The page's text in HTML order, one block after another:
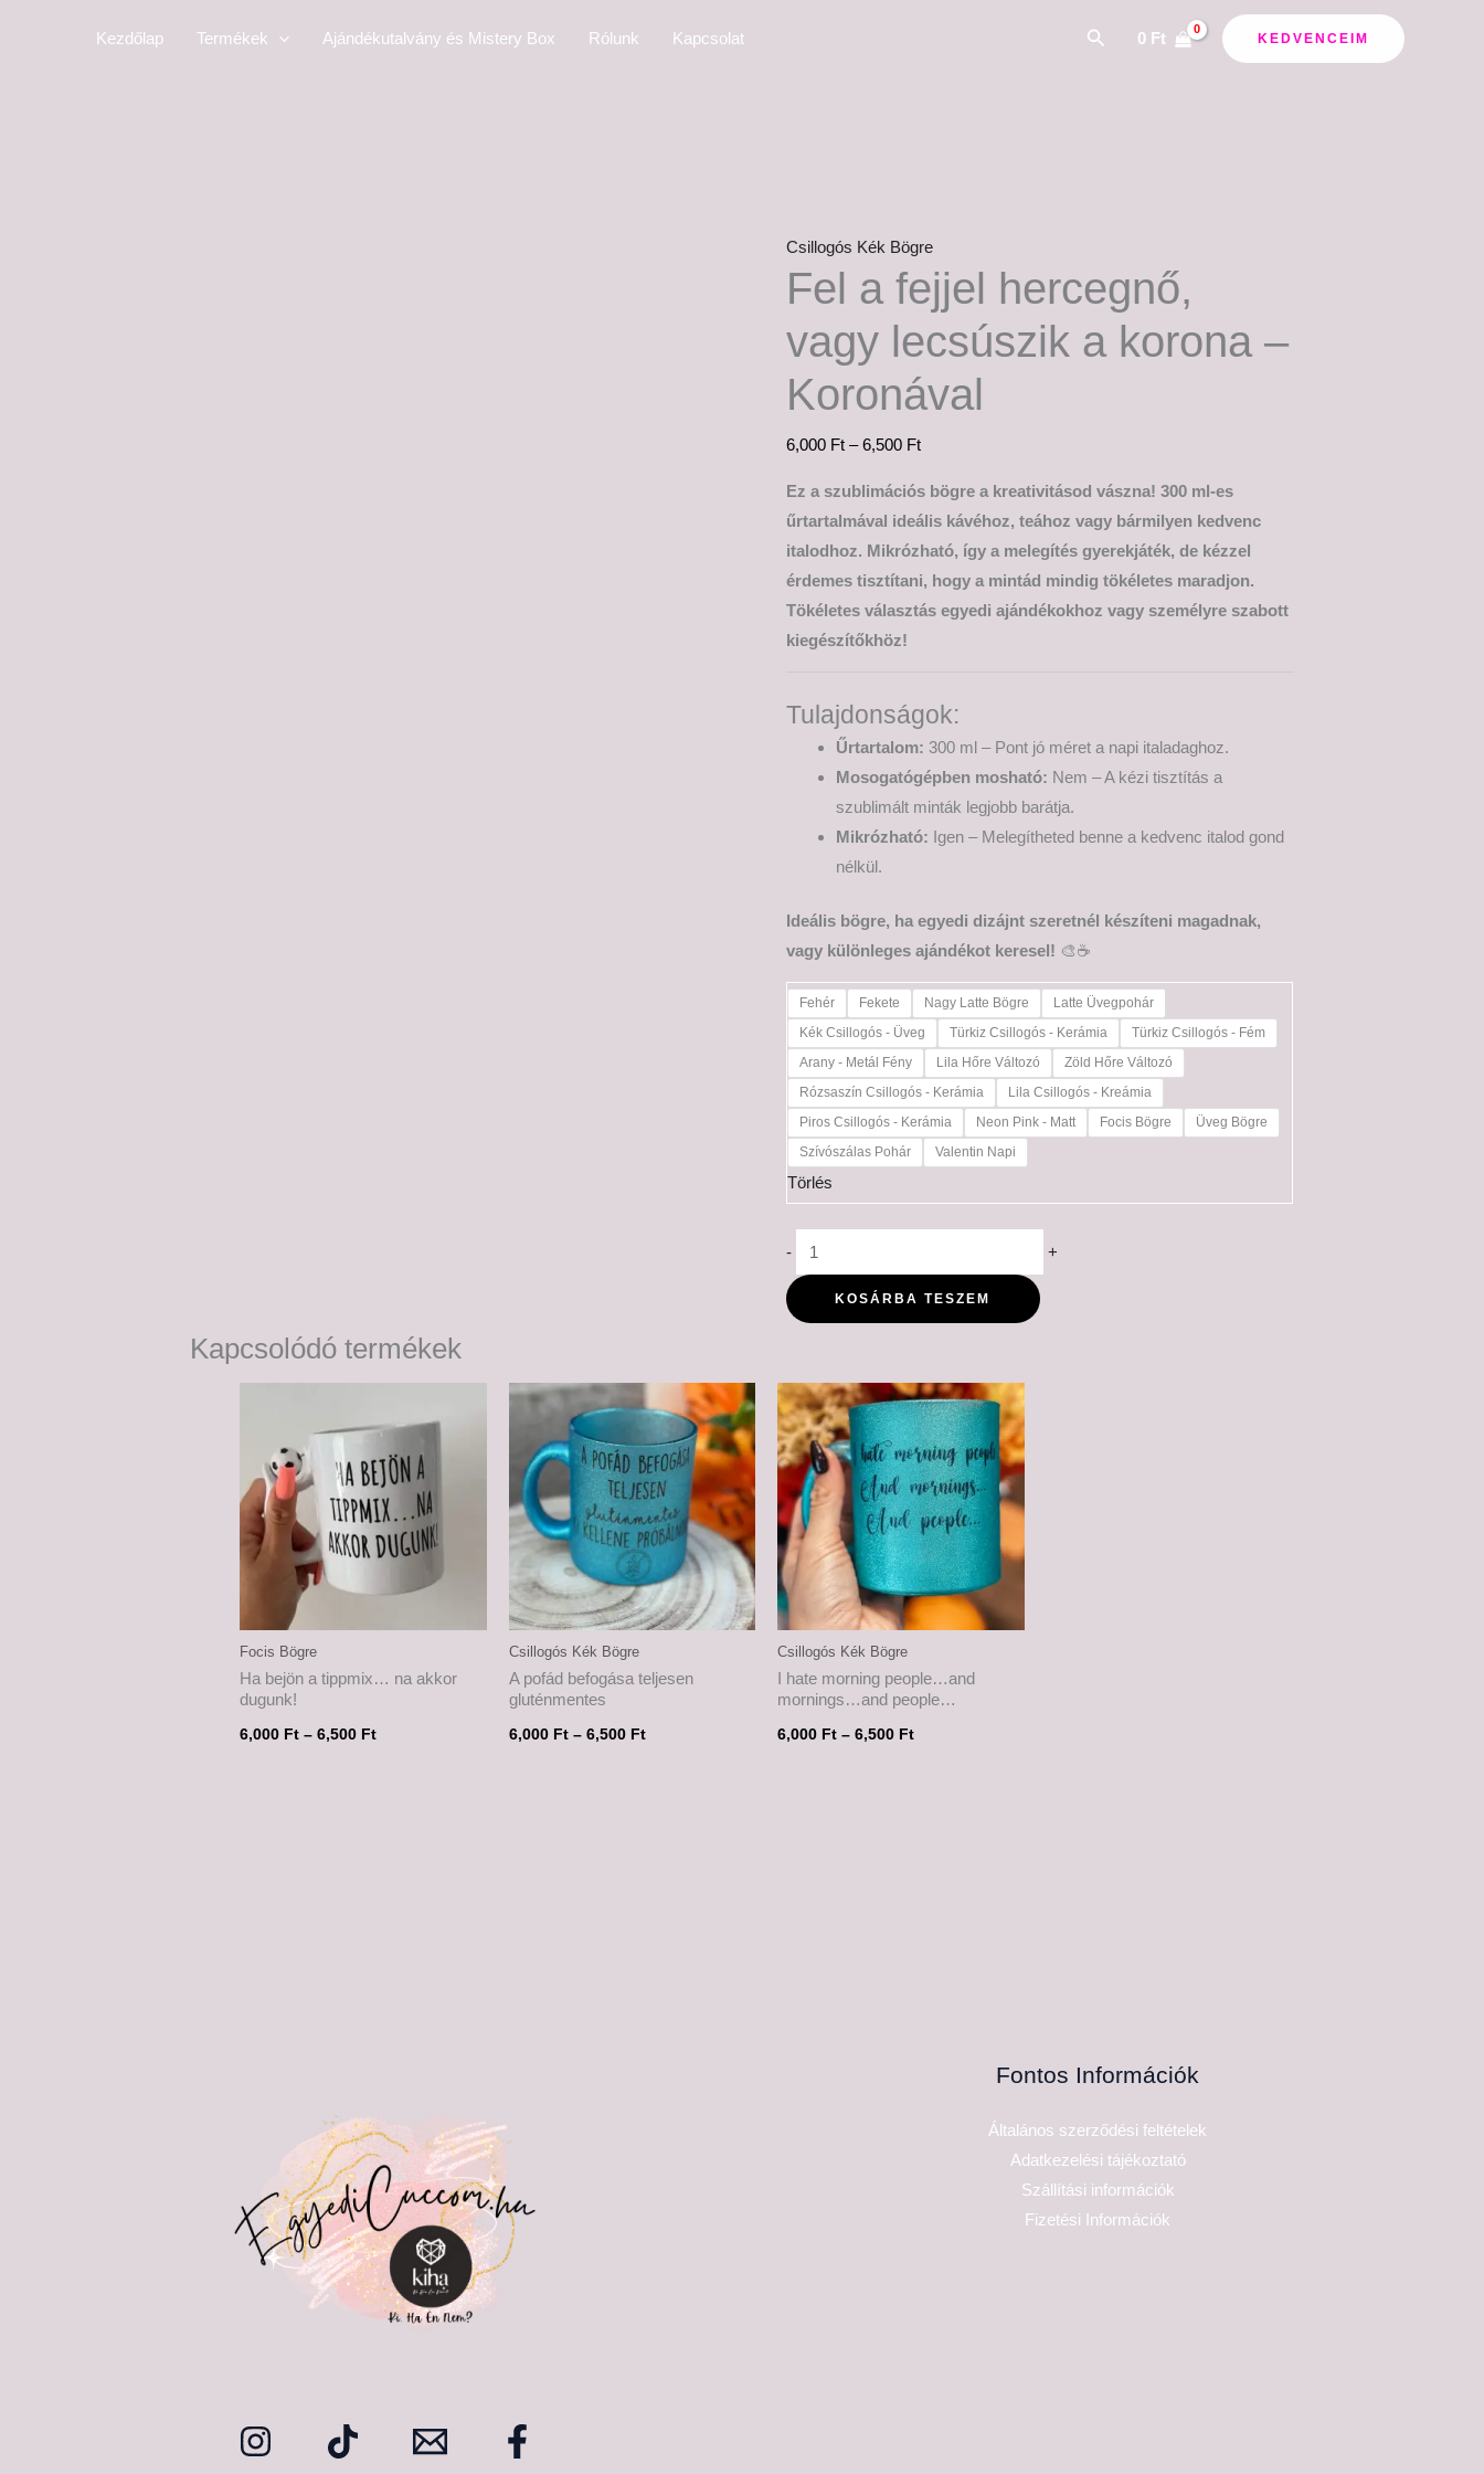
Kezdőlap Termékek Ajándékutalvány és Mistery Box Rólunk Kapcsolat Search
0 Ft KEDVENCEIM
Csillogós Kék Bögre
Fel a fejjel hercegnő,
vagy lecsúszik a korona –
Koronával
6,000 Ft – 6,500 Ft
Ez a szublimációs bögre a kreativitásod vászna! 300 ml-es
űrtartalmával ideális kávéhoz, teához vagy bármilyen kedvenc
italodhoz. Mikrózható, így a melegítés gyerekjáték, de kézzel
érdemes tisztítani, hogy a mintád mindig tökéletes maradjon.
Tökéletes választás egyedi ajándékokhoz vagy személyre szabott
kiegészítőkhöz!
Tulajdonságok:
Űrtartalom: 300 ml – Pont jó méret a napi italadaghoz.
Mosogatógépben mosható: Nem – A kézi tisztítás a
szublimált minták legjobb barátja.
Mikrózható: Igen – Melegítheted benne a kedvenc italod gond
nélkül.
Ideális bögre, ha egyedi dizájnt szeretnél készíteni magadnak,
vagy különleges ajándékot keresel! 🎨☕
Fehér Fekete Nagy Latte Bögre
Latte Üvegpohár
Kék Csillogós - Üveg
Türkiz Csillogós - Kerámia
Türkiz Csillogós - Fém
Arany - Metál Fény
Lila Hőre Változó
Zöld Hőre Változó
Rózsaszín Csillogós - Kerámia
Lila Csillogós - Kreámia
Piros Csillogós - Kerámia
Neon Pink - Matt Focis Bögre
Üveg Bögre
Szívószálas Pohár
Valentin Napi
Törlés
-
-
Koronával
+
KOSÁRBA TESZEM
Kapcsolódó termékek
Focis Bögre
Ha bejön a tippmix… na akkor
dugunk!
6,000 Ft – 6,500 Ft
6,500 Ft
Csillogós Kék Bögre
A pofád befogása teljesen
gluténmentes
6,000 Ft – 6,500 Ft
6,000 Ft
-
6,500 Ft
Csillogós Kék Bögre
I hate morning people…and
mornings…and people…
6,000 Ft – 6,500 Ft
6,000 Ft
-
6,500 Ft
Fontos Információk
Általános szerződési feltételek
Adatkezelési tájékoztató
Szállítási információk
Fizetési Információk